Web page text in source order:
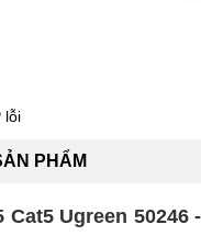
lỗi
PHẨM
Cat5 Ugreen 50246 -